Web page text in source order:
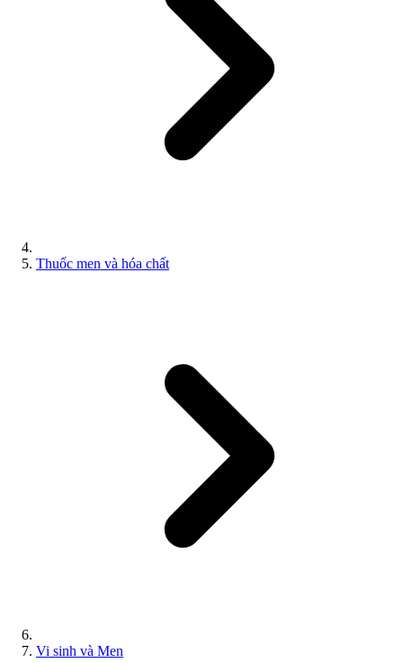
Thuốc men và hóa chất
Vi sinh và Men